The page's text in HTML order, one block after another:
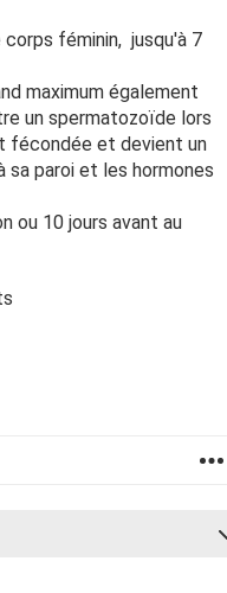
féminin, jusqu'à 7
maximum également
un spermatozoïde lors
fécondée et devient un
sa paroi et les hormones
ou 10 jours avant au